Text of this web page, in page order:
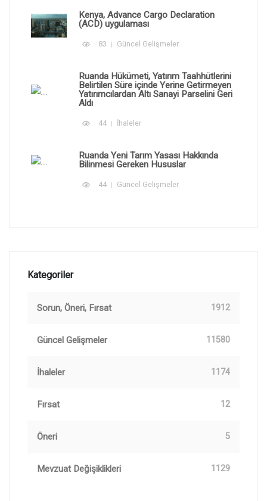
Kenya, Advance Cargo Declaration
(ACD) uygulaması
83 Güncel Gelişmeler
Ruanda Hükümeti, Yatırım Taahhütlerini
Belirtilen Süre içinde Yerine Getirmeyen
Yatırımcılardan Altı Sanayi Parselini Geri
Aldı
44 İhaleler
Ruanda Yeni Tarım Yasası Hakkında
Bilinmesi Gereken Hususlar
44 Güncel Gelişmeler
Kategoriler
Sorun, Öneri, Fırsat 1912
Güncel Gelişmeler 11580
İhaleler 1174
Fırsat 12
Öneri 5
Mevzuat Değişiklikleri 1129